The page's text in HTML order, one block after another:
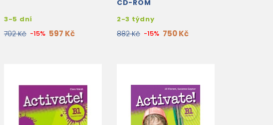
3-5 dní
702 Kč -15% 597 Kč
CD-ROM
2-3 týdny
882 Kč -15% 750 Kč